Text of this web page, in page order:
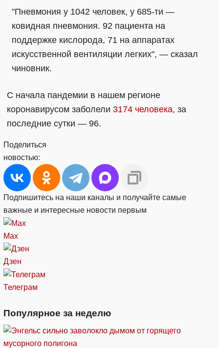
"Пневмония у 1042 человек, у 685-ти —
ковидная пневмония. 92 пациента на
поддержке кислорода, 71 на аппаратах
искусственной вентиляции легких", — сказал
чиновник.
С начала пандемии в нашем регионе
коронавирусом заболели 3174 человека, за
последние сутки — 96.
Поделиться
новостью:
Подпишитесь на наши каналы и получайте самые
важные и интересные новости первым
Max
Дзен
Телеграм
Популярное за неделю